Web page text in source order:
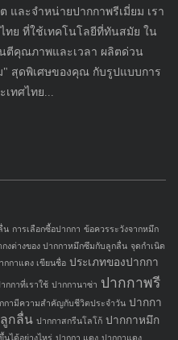
และจำหน่ายปากกาพรีเมี่ยม เรา
ไทย ที่ใช้เทคโนโลยีที่ทันสมัย ใน
ตีคุณภาพและเวลา ผลิตด่วน
" สุดพิเศษของคุณ กับรูปแบบการ
ทศไทย...
น การเลือกซื้อปากกา ข้อควรระวังจากหมึก
กงต่างของ ปากกาหมึกซึมกับลูกลื่น จุดกำเนิด
กกาแดง เขียนชื่อ ประเภทของปากกา
กกาที่เราใช้ ปากกานาซ่า ปากกาพรี
กามีความสำคัญกับชีวิตประจำวัน ปากกา
กลื่น ปากกาสกรีนโลโก้ ปากกาหมึก
นได้อย่างไหร่ ปากกา แดง ปากกาแดง